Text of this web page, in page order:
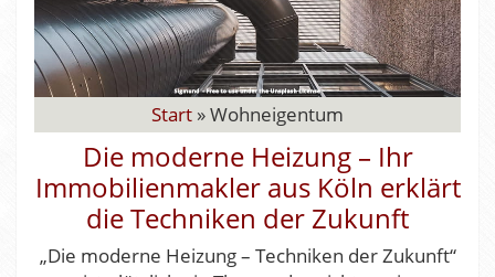
Start »Wohneigentum
Die moderne Heizung – Ihr
Immobilienmakler aus Köln erklärt
die Techniken der Zukunft
„Die moderne Heizung – Techniken der Zukunft“